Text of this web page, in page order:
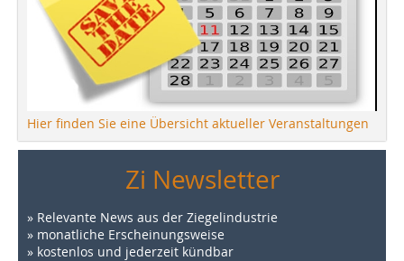
Hier finden Sie eine Übersicht aktueller Veranstaltungen
Zi Newsletter
» Relevante News aus der Ziegelindustrie
» monatliche Erscheinungsweise
» kostenlos und jederzeit kündbar